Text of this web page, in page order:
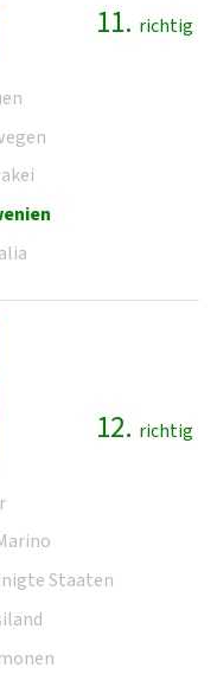
11. richtig
12. richtig
Staaten